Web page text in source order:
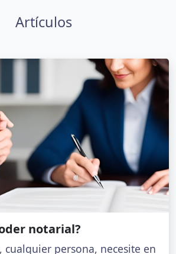
Artículos
notarial?
cualquier persona, necesite en